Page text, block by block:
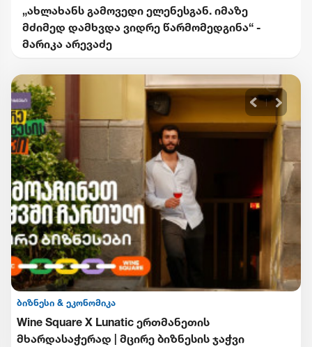
„ახლახანს გამოვედი ელენესგან. იმაზე
მძიმედ დამხვდა ვიდრე წარმომედგინა“ -
მარიკა არევაძე
ბიზნესი & ეკონომიკა
Wine Square X Lunatic ერთმანეთის
მხარდასაჭერად | მცირე ბიზნესის ჯაჭვი